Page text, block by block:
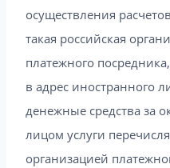
осуществления
такая российская
платежного
в адрес иностранного
денежные средства за
лицом услуги
организацией